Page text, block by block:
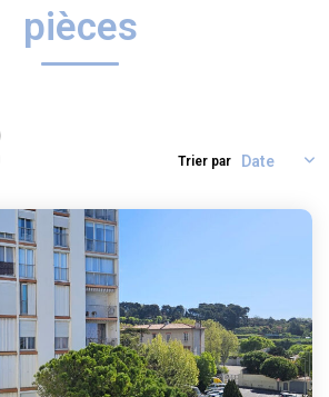
ESTIMER
ALERTE
CONTACT
pièces
Trier par